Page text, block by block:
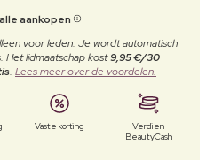
aankopen
voor leden. Je wordt automatisch
Het lidmaatschap kost9,95 €/30
. Lees meer over de voordelen.
Vaste korting
Verdien
BeautyCash